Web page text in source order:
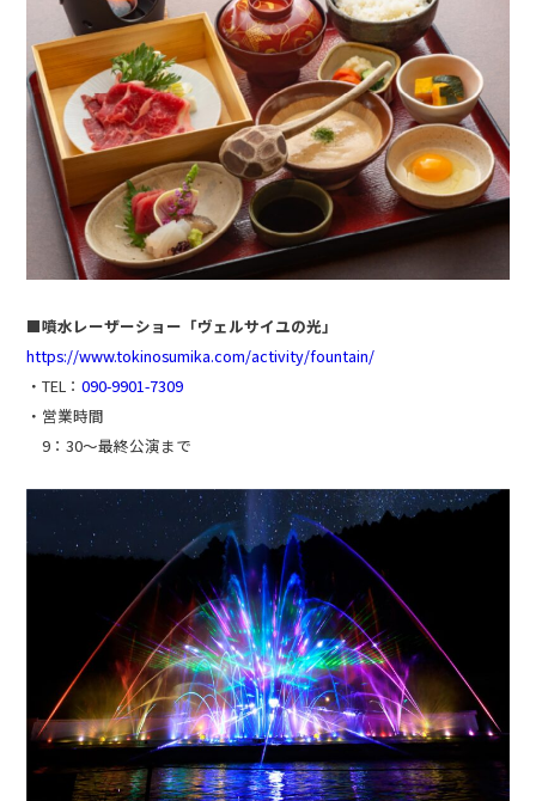
■噴水レーザーショー「ヴェルサイユの光」
https://www.tokinosumika.com/activity/fountain/
・TEL：090-9901-7309
・営業時間
9：30～最終公演まで